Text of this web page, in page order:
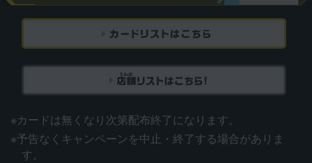
※カードは無くなり次第配布終了になります。
※予告なくキャンペーンを中止・終了する場合がありま
す。